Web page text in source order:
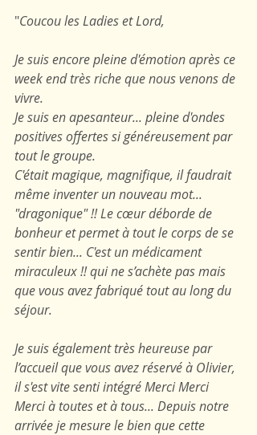
"Coucou les Ladies et Lord,
Je suis encore pleine d'émotion après ce
week end très riche que nous venons de
vivre.
Je suis en apesanteur... pleine d'ondes
positives offertes si généreusement par
tout le groupe.
C'était magique, magnifique, il faudrait
même inventer un nouveau mot...
"dragonique" !! Le cœur déborde de
bonheur et permet à tout le corps de se
sentir bien... C'est un médicament
miraculeux !! qui ne s’achète pas mais
que vous avez fabriqué tout au long du
séjour.
Je suis également très heureuse par
l’accueil que vous avez réservé à Olivier,
il s'est vite senti intégré Merci Merci
Merci à toutes et à tous... Depuis notre
arrivée je mesure le bien que cette